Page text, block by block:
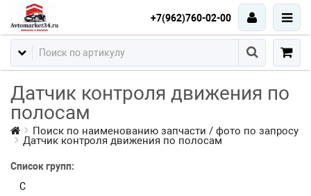
+7(962)760-02-00
Датчик контроля движения по
полосам
Поиск по наименованию запчасти / фото по запросу
Датчик контроля движения по полосам
Список групп:
C